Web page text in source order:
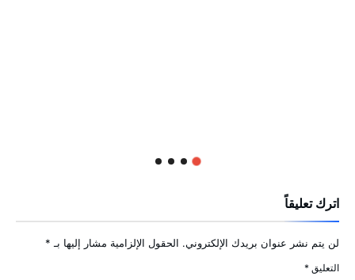
اترك تعليقاً
لن يتم نشر عنوان بريدك الإلكتروني. الحقول الإلزامية مشار إليها بـ *
التعليق *